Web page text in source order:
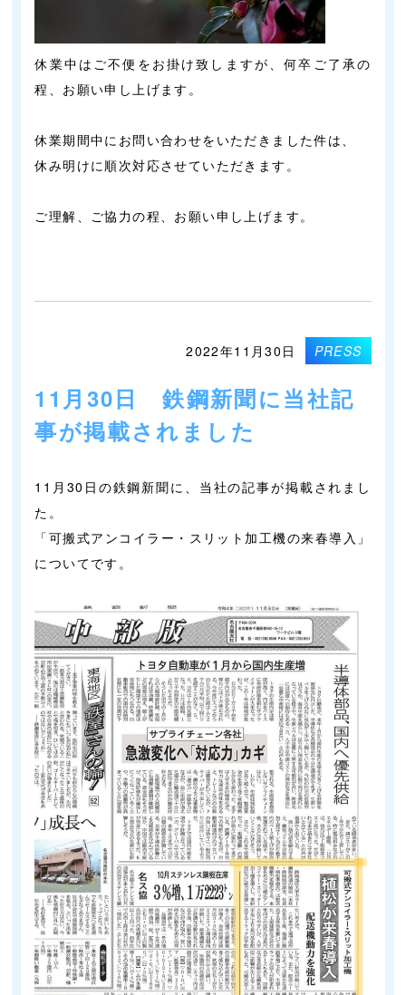
休業中はご不便をお掛け致しますが、何卒ご了承の
程、お願い申し上げます。
休業期間中にお問い合わせをいただきました件は、
休み明けに順次対応させていただきます。
ご理解、ご協力の程、お願い申し上げます。
2022年11月30日 PRESS
11月30日 鉄鋼新聞に当社記
事が掲載されました
11月30日の鉄鋼新聞に、当社の記事が掲載されまし
た。
「可搬式アンコイラー・スリット加工機の来春導入」
についてです。